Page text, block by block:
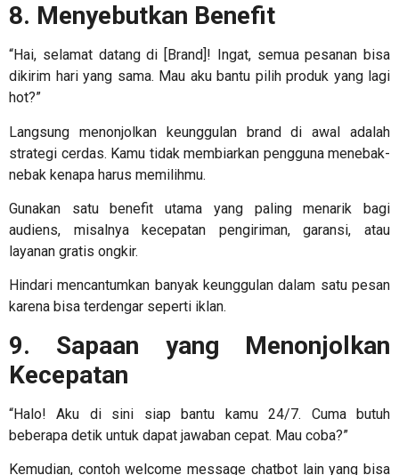
8. Menyebutkan Benefit
“Hai, selamat datang di [Brand]! Ingat, semua pesanan bisa
dikirim hari yang sama. Mau aku bantu pilih produk yang lagi
hot?”
Langsung menonjolkan keunggulan brand di awal adalah
strategi cerdas. Kamu tidak membiarkan pengguna menebak-
nebak kenapa harus memilihmu.
Gunakan satu benefit utama yang paling menarik bagi
audiens, misalnya kecepatan pengiriman, garansi, atau
layanan gratis ongkir.
Hindari mencantumkan banyak keunggulan dalam satu pesan
karena bisa terdengar seperti iklan.
9. Sapaan yang Menonjolkan
Kecepatan
“Halo! Aku di sini siap bantu kamu 24/7. Cuma butuh
beberapa detik untuk dapat jawaban cepat. Mau coba?”
Kemudian, contoh welcome message chatbot lain yang bisa